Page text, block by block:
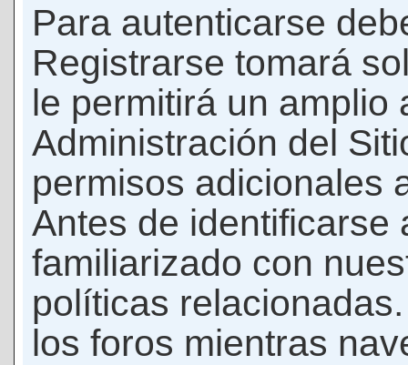
Para autenticarse
Registrarse tomará
le permitirá un amplio
Administración del
permisos adicionales
Antes de identificarse
familiarizado con
políticas
los foros mientras